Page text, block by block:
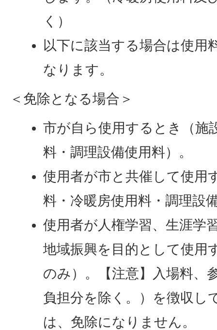
く）
以下に該当する場合は使用
なります。
＜免除となる場合＞
市が自ら使用するとき（施
料・調理設備使用料）。
使用者が市と共催して使用
料・冷暖房使用料・調理設
使用者が人権学習、生涯学
地域振興を目的として使用
のみ）。【注意】入場料、
負担分を除く。）を徴収し
は、免除になりません。